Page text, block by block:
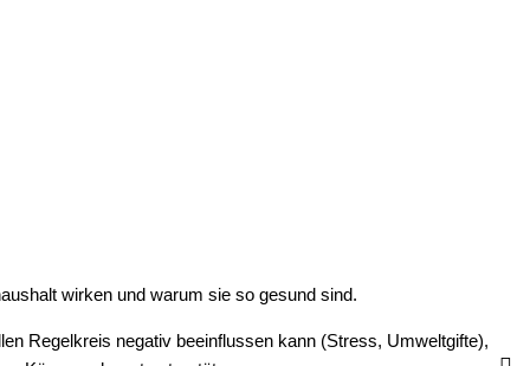
wirken und warum sie so gesund sind.
Regelkreis negativ beeinflussen kann (Stress, Umweltgifte),